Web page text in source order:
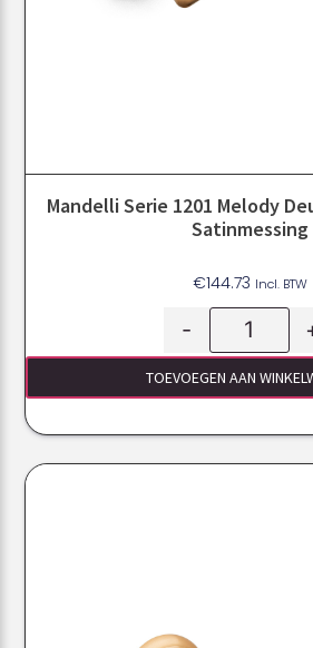
Mandelli Serie 1201 Melody
Satinmessing
€144.73 Incl. BTW
-
TOEVOEGEN AAN